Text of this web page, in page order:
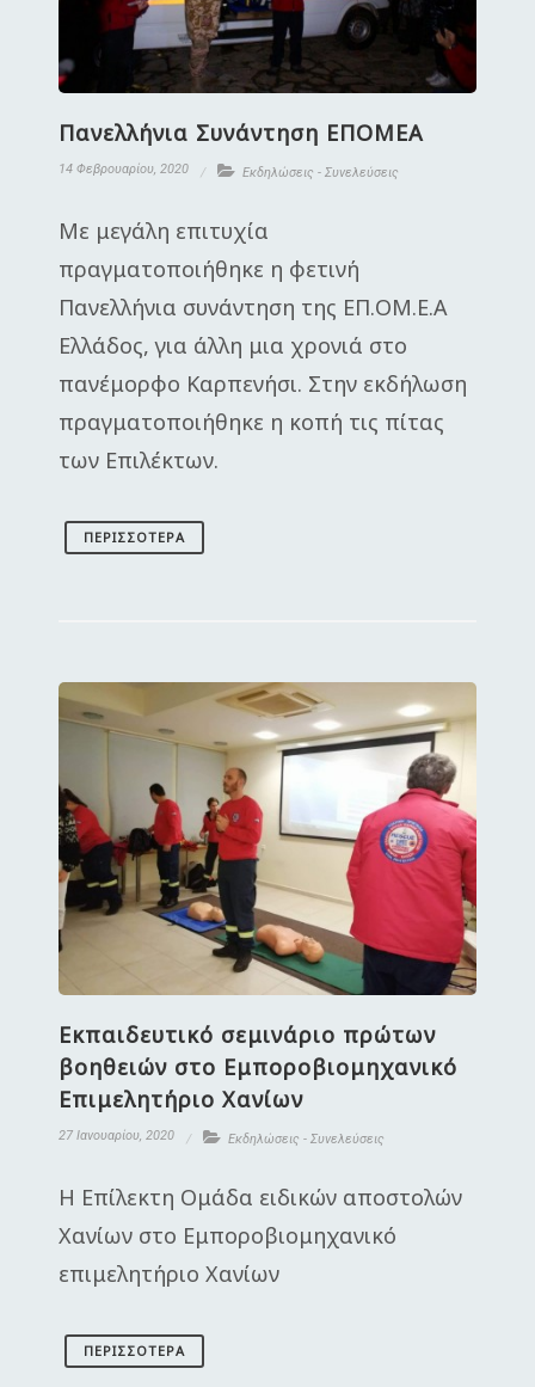
Πανελλήνια Συνάντηση ΕΠΟΜΕΑ
14 Φεβρουαρίου, 2020 Εκδηλώσεις - Συνελεύσεις
Με μεγάλη επιτυχία
πραγματοποιήθηκε η φετινή
Πανελλήνια συνάντηση της ΕΠ.ΟΜ.Ε.Α
Ελλάδος, για άλλη μια χρονιά στο
πανέμορφο Καρπενήσι. Στην εκδήλωση
πραγματοποιήθηκε η κοπή τις πίτας
των Επιλέκτων.
ΠΕΡΙΣΣΌΤΕΡΑ
Εκπαιδευτικό σεμινάριο πρώτων
βοηθειών στο Εμποροβιομηχανικό
Επιμελητήριο Χανίων
27 Ιανουαρίου, 2020 Εκδηλώσεις - Συνελεύσεις
Η Επίλεκτη Ομάδα ειδικών αποστολών
Χανίων στο Εμποροβιομηχανικό
επιμελητήριο Χανίων
ΠΕΡΙΣΣΌΤΕΡΑ